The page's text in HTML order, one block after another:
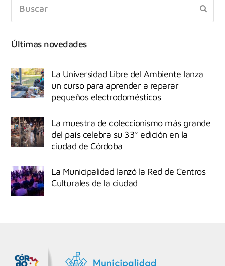
Últimas novedades
La Universidad Libre del Ambiente lanza
un curso para aprender a reparar
pequeños electrodomésticos
La muestra de coleccionismo más grande
del país celebra su 33° edición en la
ciudad de Córdoba
La Municipalidad lanzó la Red de Centros
Culturales de la ciudad